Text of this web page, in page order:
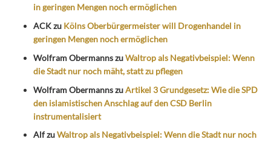
in geringen Mengen noch ermöglichen
ACKzu Kölns Oberbürgermeister will Drogenhandel in
geringen Mengen noch ermöglichen
Wolfram ObermannszuWaltrop als Negativbeispiel: Wenn
die Stadt nur noch mäht, statt zu pflegen
Wolfram ObermannszuArtikel 3 Grundgesetz: Wie die SPD
den islamistischen Anschlag auf den CSD Berlin
instrumentalisiert
AlfzuWaltrop als Negativbeispiel: Wenn die Stadt nur noch